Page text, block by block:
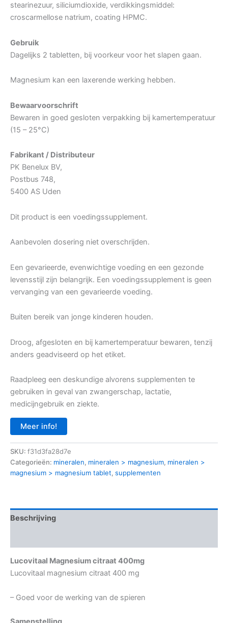
stearinezuur, siliciumdioxide, verdikkingsmiddel:
croscarmellose natrium, coating HPMC.
Gebruik
Dagelijks 2 tabletten, bij voorkeur voor het slapen gaan.
Magnesium kan een laxerende werking hebben.
Bewaarvoorschrift
Bewaren in goed gesloten verpakking bij kamertemperatuur
(15 – 25°C)
Fabrikant / Distributeur
PK Benelux BV,
Postbus 748,
5400 AS Uden
Dit product is een voedingssupplement.
Aanbevolen dosering niet overschrijden.
Een gevarieerde, evenwichtige voeding en een gezonde
levensstijl zijn belangrijk. Een voedingssupplement is geen
vervanging van een gevarieerde voeding.
Buiten bereik van jonge kinderen houden.
Droog, afgesloten en bij kamertemperatuur bewaren, tenzij
anders geadviseerd op het etiket.
Raadpleeg een deskundige alvorens supplementen te
gebruiken in geval van zwangerschap, lactatie,
medicijngebruik en ziekte.
Meer info!
SKU: f31d3fa28d7e
Categorieën: mineralen, mineralen > magnesium, mineralen >
magnesium > magnesium tablet, supplementen
Beschrijving
Lucovitaal Magnesium citraat 400mg
Lucovitaal magnesium citraat 400 mg
– Goed voor de werking van de spieren